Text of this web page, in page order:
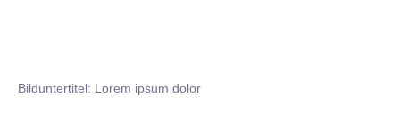
Bilduntertitel: Lorem ipsum dolor